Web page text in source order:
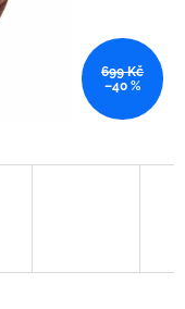
699 Kč
–40 %